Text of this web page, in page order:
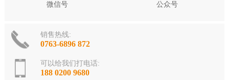
微信号 公众号
销售热线:
0763-6896 872
可以给我们打电话:
188 0200 9680